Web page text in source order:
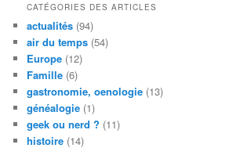
CATÉGORIES DES ARTICLES
actualités (94)
air du temps (54)
Europe (12)
Famille (6)
gastronomie, oenologie (13)
généalogie (1)
geek ou nerd ? (11)
histoire (14)